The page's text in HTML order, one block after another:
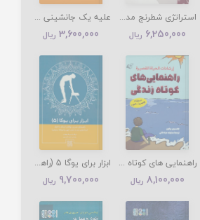
استراتژی شطرنج مدرن لودک پاخمن
6,250,000 ریال
علیه یک جانشینی (تاثیر حرکات بدنی روی عملکرد ذهن)
3,600,000 ریال
راهنمایی های کوتاه زندگی (2زبانه)
8,100,000 ریال
ابزار برای یوگا 5 (راهنمای تمرین یوگای آیینگر با ابزار)
9,700,000 ریال